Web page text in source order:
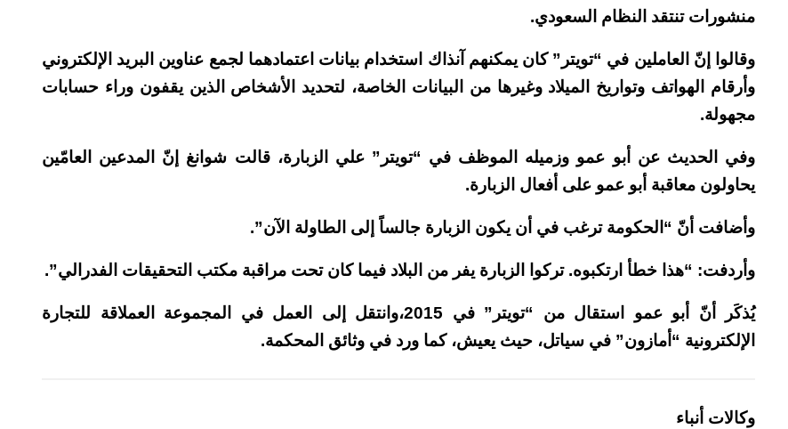
منشورات تنتقد النظام السعودي.
وقالوا إنّ العاملين في “تويتر” كان يمكنهم آنذاك استخدام بيانات اعتمادهما لجمع عناوين البريد الإلكتروني
وأرقام الهواتف وتواريخ الميلاد وغيرها من البيانات الخاصة، لتحديد الأشخاص الذين يقفون وراء حسابات
مجهولة.
وفي الحديث عن أبو عمو وزميله الموظف في “تويتر” علي الزبارة، قالت شوانغ إنّ المدعين العامّين
يحاولون معاقبة أبو عمو على أفعال الزبارة.
وأضافت أنّ “الحكومة ترغب في أن يكون الزبارة جالساً إلى الطاولة الآن”.
وأردفت: “هذا خطأ ارتكبوه. تركوا الزبارة يفر من البلاد فيما كان تحت مراقبة مكتب التحقيقات الفدرالي”.
يُذكَر أنّ أبو عمو استقال من “تويتر” في 2015،وانتقل إلى العمل في المجموعة العملاقة للتجارة
الإلكترونية “أمازون” في سياتل، حيث يعيش، كما ورد في وثائق المحكمة.
وكالات أنباء